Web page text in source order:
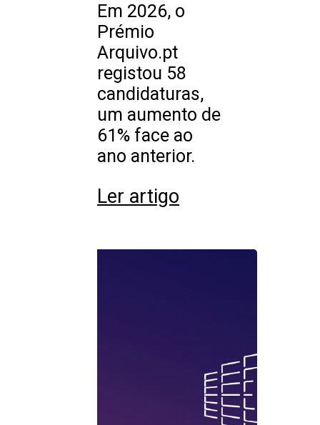
Em 2026, o
Prémio
Arquivo.pt
registou 58
candidaturas,
um aumento de
61% face ao
ano anterior.
Ler artigo